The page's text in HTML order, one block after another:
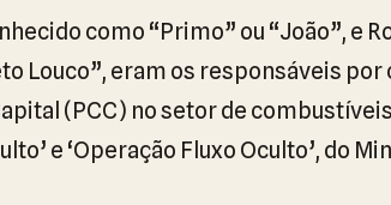
como “Primo” ou “João”, e
Louco”, eram os responsáveis
(PCC) no setor de
e ‘Operação Fluxo Oculto’, do